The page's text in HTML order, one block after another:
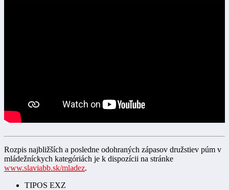
Rozpis najbližších a posledne odohraných zápasov družstiev púm v
mládežníckych kategóriách je k dispozícii na stránke
www.slaviabb.sk/mladez.
TIPOS EXZ